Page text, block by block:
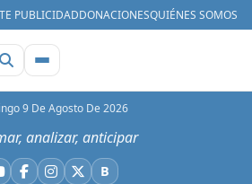
PUBLICIDADDONACIONESQUIÉNES SOMOS
9 De Agosto De 2026
analizar, anticipar
Facebook
Instagram
X BBluesky